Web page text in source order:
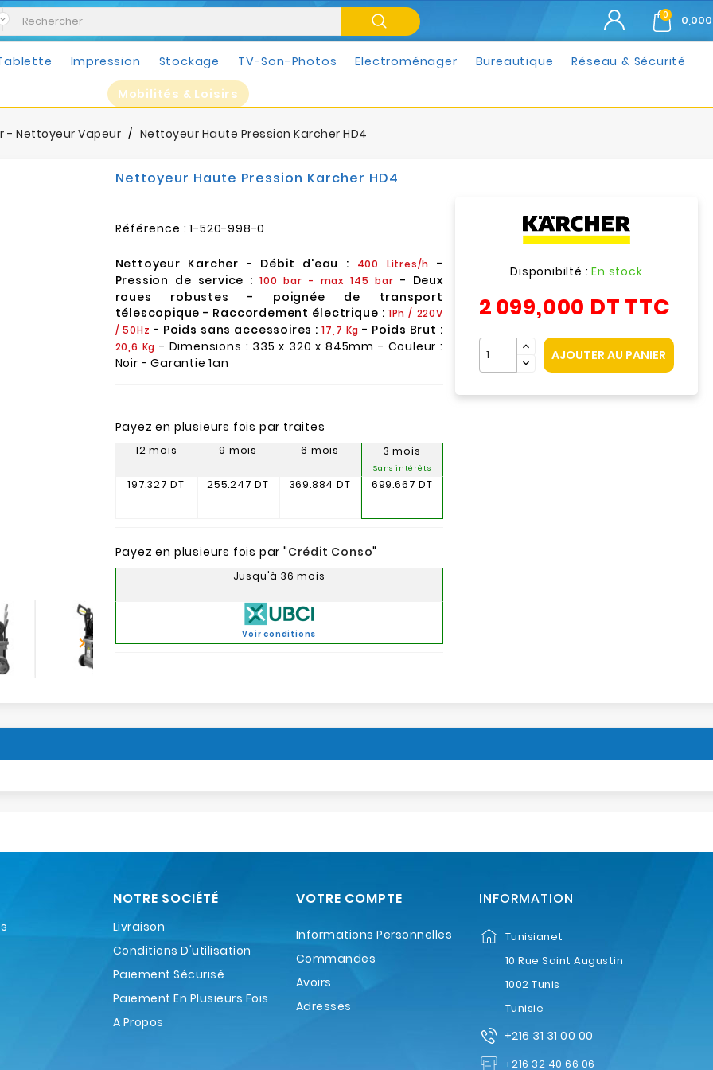
0
Impression Stockage TV-Son-Photos Electroménager Bureautique Réseau & Sécurité
Mobilités & Loisirs
- Nettoyeur Vapeur Nettoyeur Haute Pression Karcher HD4

Nettoyeur Haute Pression Karcher HD4
Référence : 1-520-998-0
Nettoyeur Karcher - Débit d'eau : 400 Litres/h
-
Pression de service : 100 bar - max 145 bar - Deux
roues robustes - poignée de transport
télescopique - Raccordement électrique : 1Ph / 220V
/ 50Hz - Poids sans accessoires :17,7 Kg - Poids Brut :
20,6 Kg - Dimensions : 335 x 320 x 845mm - Couleur :
Noir - Garantie 1an
Disponibilté :En stock
2 099,000 DT TTC
AJOUTER AU PANIER
Payez en plusieurs fois par traites
12 mois
197.327 DT
9 mois
255.247 DT
6 mois
369.884 DT
3 mois
Sans intérêts
699.667 DT
Payez en plusieurs fois par "Crédit Conso"
Jusqu'à 36 mois
Voir conditions
NOTRE SOCIÉTÉ
Livraison
Conditions D'utilisation
Paiement Sécurisé
Paiement En Plusieurs Fois
A Propos
VOTRE COMPTE
Informations Personnelles
Commandes
Avoirs
Adresses
INFORMATION
Tunisianet
10 Rue Saint Augustin
1002 Tunis
Tunisie
+216 31 31 00 00
+216 32 40 66 06